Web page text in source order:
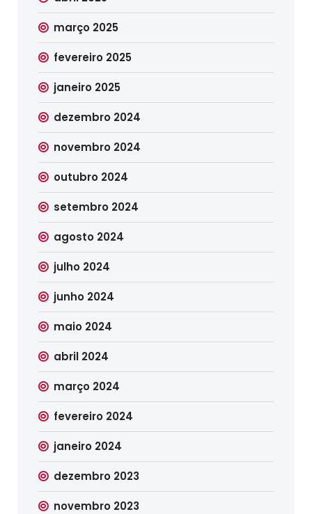
março 2025
fevereiro 2025
janeiro 2025
dezembro 2024
novembro 2024
outubro 2024
setembro 2024
agosto 2024
julho 2024
junho 2024
maio 2024
abril 2024
março 2024
fevereiro 2024
janeiro 2024
dezembro 2023
novembro 2023